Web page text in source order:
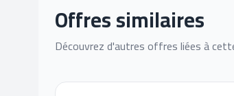
Offres similaires
Découvrez d'autres offres liées à